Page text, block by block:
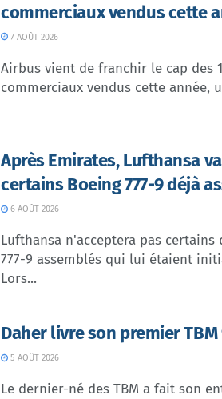
commerciaux vendus cette
7 AOÛT 2026
Airbus vient de franchir le cap des
commerciaux vendus cette année,
Après Emirates, Lufthansa
certains Boeing 777-9 déjà
6 AOÛT 2026
Lufthansa n'acceptera pas certains
777-9 assemblés qui lui étaient
Lors...
Daher livre son premier
5 AOÛT 2026
Le dernier-né des TBM a fait son